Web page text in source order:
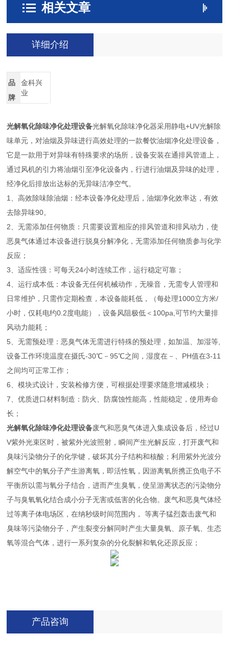
相关文章
详细介绍
品
牌
金科兴
业
光解氧化除味净化处理设备光解氧化除味净化器采用静电+UV光解除
味单元，对油烟及异味进行高效处理的一款餐饮油烟净化处理设备，
它是一款用于对异味有特殊要求的场所，设备安装在通排风管道上，
通过风机的引力将油烟引至净化设备内，行进行油烟及异味的处理，
经净化后排放出达标的无异味洁净空气。
1、高效除味除油烟：经本设备净化处理后，油烟净化效率达，有效
去除异味90。
2、无需添加任何物质：只需要设置相应的排风管道和排风动力，使
恶臭气体通过本设备进行脱臭分解净化，无需添加任何物质参与化学
反应；
3、适应性强：可每天24小时连续工作，运行稳定可靠；
4、运行成本低：本设备无任何机械动作，无噪音，无需专人管理和
日常维护，只需作定期检查，本设备能耗低，（每处理1000立方米/
小时，仅耗电约0.2度电能），设备风阻极低＜100pa,可节约大量排
风动力能耗；
5、无需预处理：恶臭气体无需进行特殊的预处理，如加温、加湿等,
设备工作环境温度在摄氏-30℃－95℃之间，湿度在－、PH值在3-11
之间均可正常工作；
6、模块式设计，安装检修方便，可根据处理要求随意增减模块；
7、优质进口材料制造：防火、防腐蚀性能高，性能稳定，使用寿命
长；
光解氧化除味净化处理设备废气和恶臭气体进入集成设备后，经过U
V紫外光束区时，被紫外光波照射，瞬间产生光解反应，打开废气和
臭味污染物分子的化学键，破坏其分子结构和核酸；利用紫外光波分
解空气中的氧分子产生游离氧，即活性氧，因游离氧所携正负电子不
平衡所以需与氧分子结合，进而产生臭氧，使呈游离状态的污染物分
子与臭氧氧化结合成小分子无害或低害的化合物。废气和恶臭气体经
过等离子体电场区，在纳秒级时间范围内， 等离子猛烈轰击废气和
臭味等污染物分子，产生裂变分解同时产生大量臭氧、原子氧、生态
氧等混合气体，进行一系列复杂的分化裂解和氧化还原反应；
产品咨询